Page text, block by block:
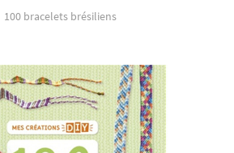
100 bracelets brésiliens